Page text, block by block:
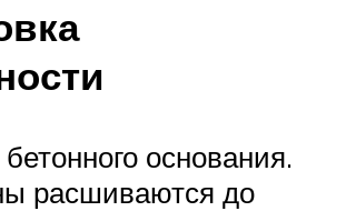
основания.
расшиваются до